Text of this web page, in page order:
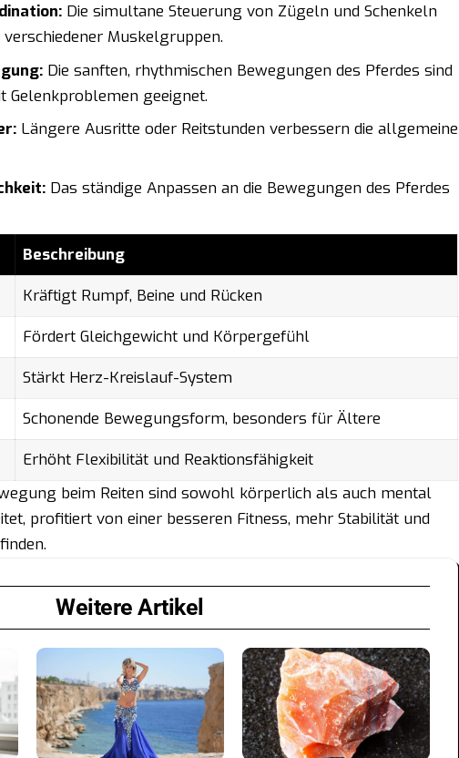
Die simultane Steuerung von Zügeln und Schenkeln
Muskelgruppen.
Die sanften, rhythmischen Bewegungen des Pferdes sind
Gelenkproblemen geeignet.
Längere Ausritte oder Reitstunden verbessern die allgemeine
Das ständige Anpassen an die Bewegungen des Pferdes
Beschreibung
Kräftigt Rumpf, Beine und Rücken
Fördert Gleichgewicht und Körpergefühl
Stärkt Herz-Kreislauf-System
Schonende Bewegungsform, besonders für Ältere
Erhöht Flexibilität und Reaktionsfähigkeit
beim Reiten sind sowohl körperlich als auch mental
profitiert von einer besseren Fitness, mehr Stabilität und
Weitere Artikel